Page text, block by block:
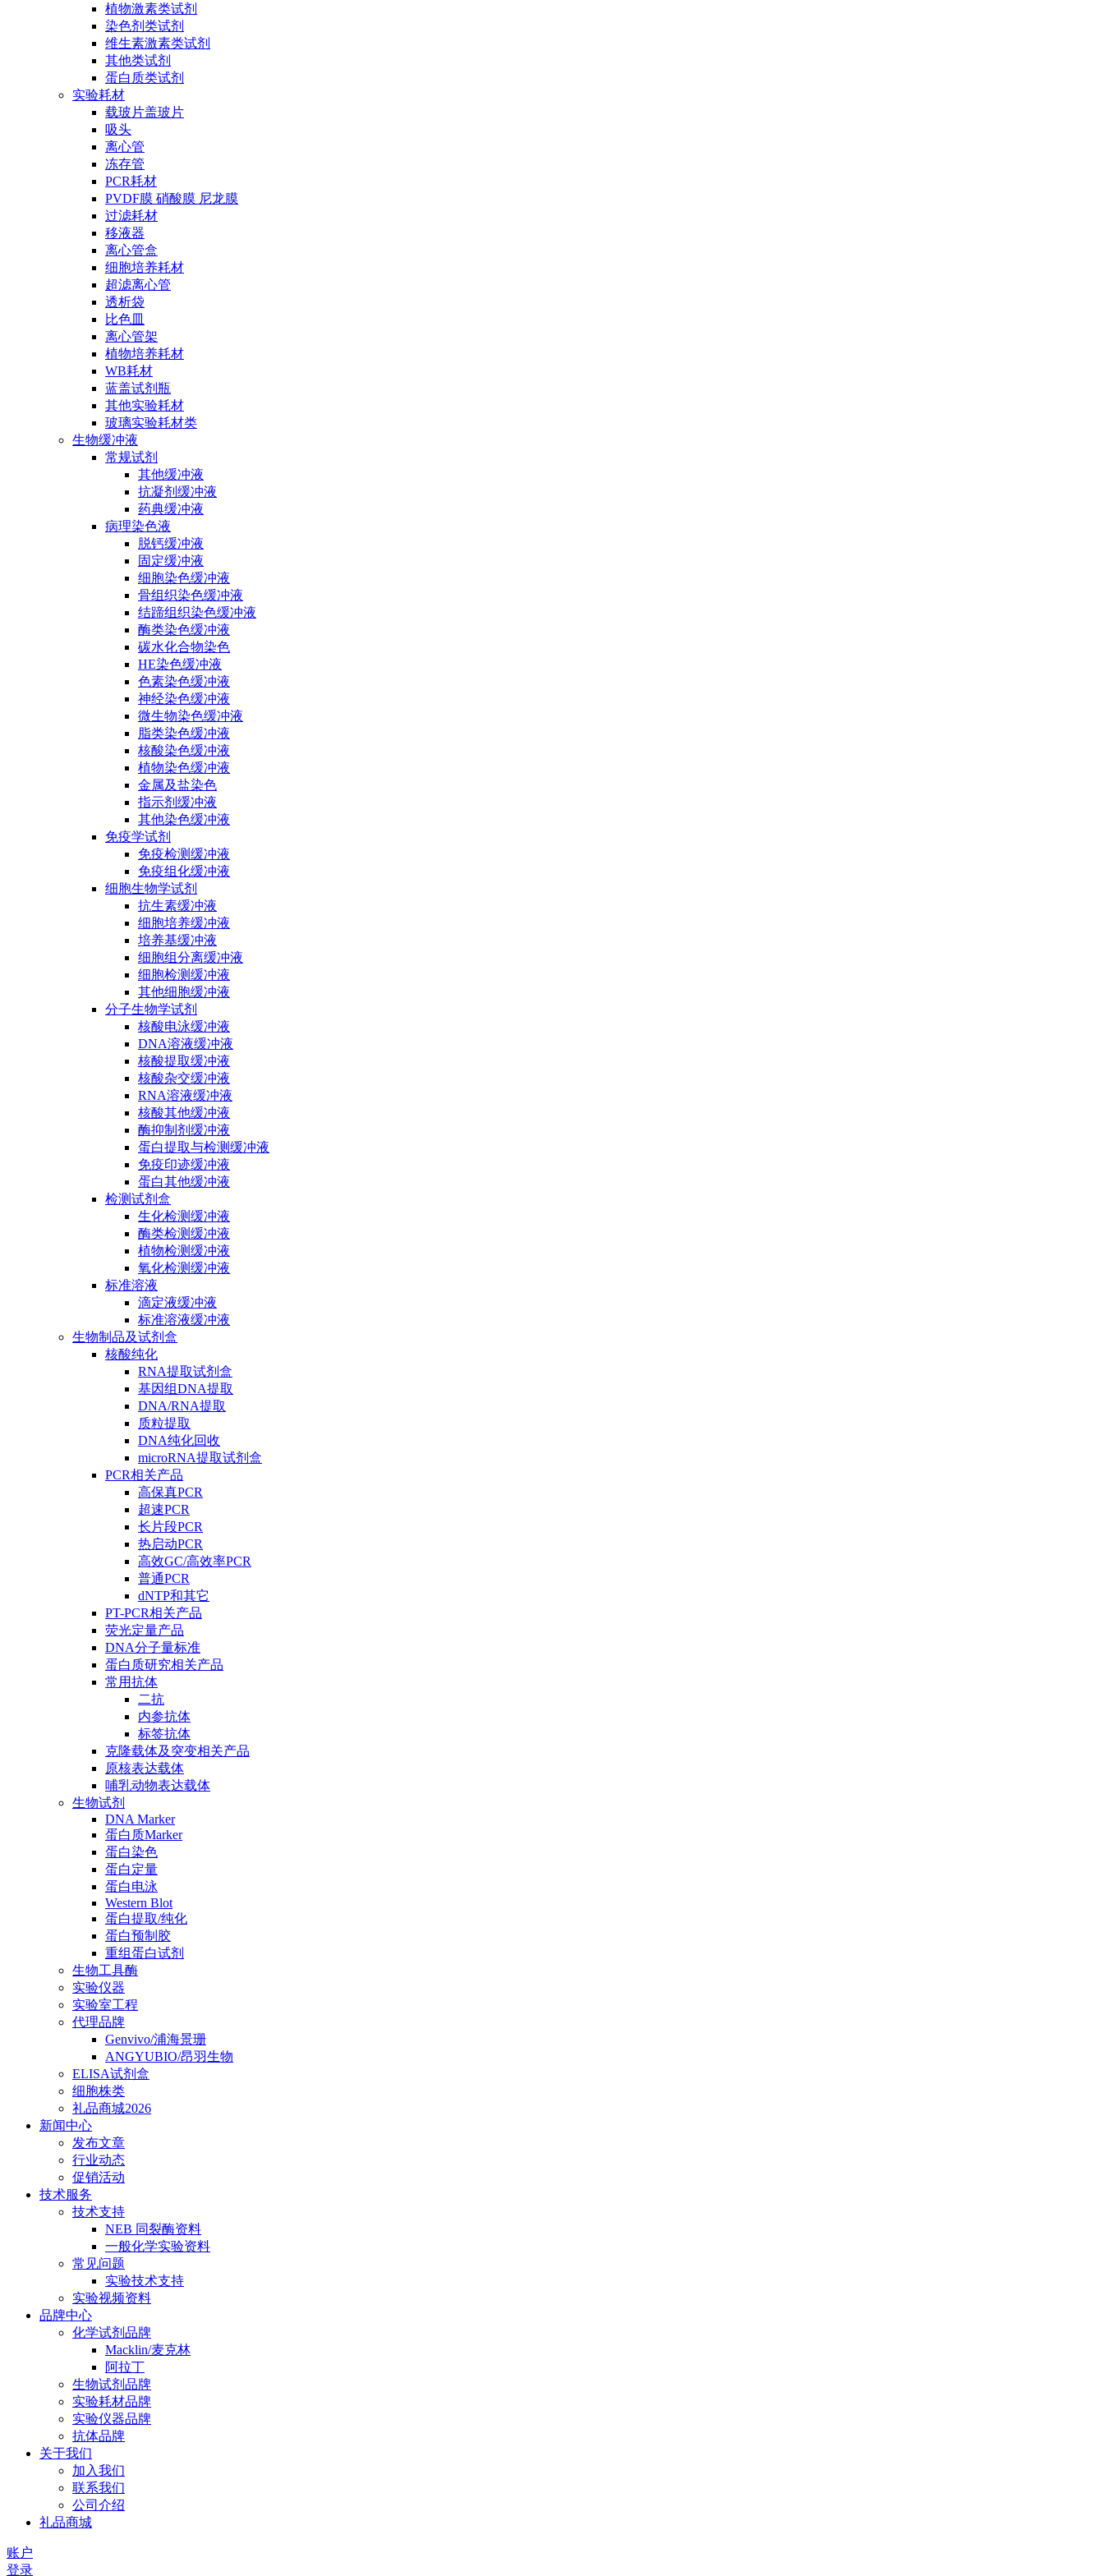
植物激素类试剂
染色剂类试剂
维生素激素类试剂
其他类试剂
蛋白质类试剂
实验耗材
载玻片盖玻片
吸头
离心管
冻存管
PCR耗材
PVDF膜 硝酸膜 尼龙膜
过滤耗材
移液器
离心管盒
细胞培养耗材
超滤离心管
透析袋
比色皿
离心管架
植物培养耗材
WB耗材
蓝盖试剂瓶
其他实验耗材
玻璃实验耗材类
生物缓冲液
常规试剂
其他缓冲液
抗凝剂缓冲液
药典缓冲液
病理染色液
脱钙缓冲液
固定缓冲液
细胞染色缓冲液
骨组织染色缓冲液
结蹄组织染色缓冲液
酶类染色缓冲液
碳水化合物染色
HE染色缓冲液
色素染色缓冲液
神经染色缓冲液
微生物染色缓冲液
脂类染色缓冲液
核酸染色缓冲液
植物染色缓冲液
金属及盐染色
指示剂缓冲液
其他染色缓冲液
免疫学试剂
免疫检测缓冲液
免疫组化缓冲液
细胞生物学试剂
抗生素缓冲液
细胞培养缓冲液
培养基缓冲液
细胞组分离缓冲液
细胞检测缓冲液
其他细胞缓冲液
分子生物学试剂
核酸电泳缓冲液
DNA溶液缓冲液
核酸提取缓冲液
核酸杂交缓冲液
RNA溶液缓冲液
核酸其他缓冲液
酶抑制剂缓冲液
蛋白提取与检测缓冲液
免疫印迹缓冲液
蛋白其他缓冲液
检测试剂盒
生化检测缓冲液
酶类检测缓冲液
植物检测缓冲液
氧化检测缓冲液
标准溶液
滴定液缓冲液
标准溶液缓冲液
生物制品及试剂盒
核酸纯化
RNA提取试剂盒
基因组DNA提取
DNA/RNA提取
质粒提取
DNA纯化回收
microRNA提取试剂盒
PCR相关产品
高保真PCR
超速PCR
长片段PCR
热启动PCR
高效GC/高效率PCR
普通PCR
dNTP和其它
PT-PCR相关产品
荧光定量产品
DNA分子量标准
蛋白质研究相关产品
常用抗体
二抗
内参抗体
标签抗体
克隆载体及突变相关产品
原核表达载体
哺乳动物表达载体
生物试剂
DNA Marker
蛋白质Marker
蛋白染色
蛋白定量
蛋白电泳
Western Blot
蛋白提取/纯化
蛋白预制胶
重组蛋白试剂
生物工具酶
实验仪器
实验室工程
代理品牌
Genvivo/浦海景珊
ANGYUBIO/昂羽生物
ELISA试剂盒
细胞株类
礼品商城2026
新闻中心
发布文章
行业动态
促销活动
技术服务
技术支持
NEB 同裂酶资料
一般化学实验资料
常见问题
实验技术支持
实验视频资料
品牌中心
化学试剂品牌
Macklin/麦克林
阿拉丁
生物试剂品牌
实验耗材品牌
实验仪器品牌
抗体品牌
关于我们
加入我们
联系我们
公司介绍
礼品商城
账户
登录